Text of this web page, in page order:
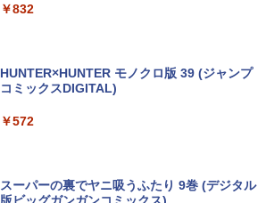
Let's note CF-SZ6/第7世代 Core i5/メモ
トパソコン/Windows11/Windows10
U63J 第7世代 Core i5 Windows11搭載
Office付き 初期設定済み メモリ8GB/16
[VETESA正規販売店]一体型デスクトッ
e搭載 第2世代 Core i5 メモリ8GB SSD2
調整 高視野角 178° Adaptive-Sync対応
【公式限定2年保証】 モニター 23インチ
イビジョン 21インチ 液晶モニター アイ
リスオーヤマ DT-JF * 安心延長保証対象
￥22,642
き方J） [ 地球の歩き方編集室 ]
Anker Soundcore Liberty 5 ミッドナイトブ
ラック
￥14,990
【2026年アップグレード版】AOKIMI ワイヤ
レスイヤホン bluetooth イヤホン V12 小型
￥250
On My Road (Stadium ver.)
BUGS LIFE
by Amazon 天然水ラベルレス 2L×9本
￥1,117
￥832
HUNTER×HUNTER モノクロ版 39 (ジャンプ
コミックスDIGITAL)
￥572
スーパーの裏でヤニ吸うふたり 9巻 (デジタル
版ビッグガンガンコミックス)